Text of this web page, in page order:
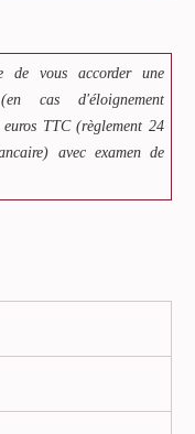
de vous accorder une
cas d'éloignement
TTC (règlement 24
avec examen de